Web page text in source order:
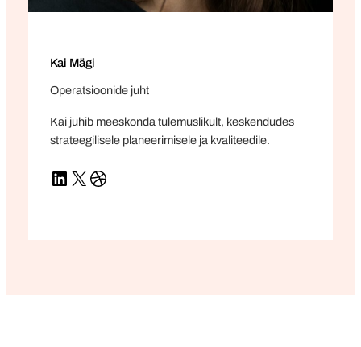
Kai Mägi
Operatsioonide juht
Kai juhib meeskonda tulemuslikult, keskendudes
strateegilisele planeerimisele ja kvaliteedile.
LinkedIn X Dribbble